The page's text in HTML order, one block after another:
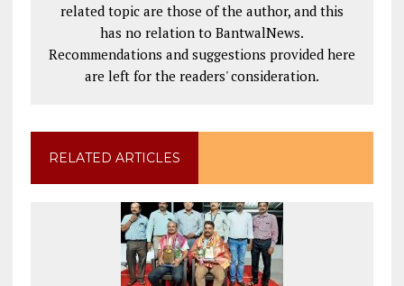
related topic are those of the author, and this
has no relation to BantwalNews.
Recommendations and suggestions provided here
are left for the readers' consideration.
RELATED ARTICLES